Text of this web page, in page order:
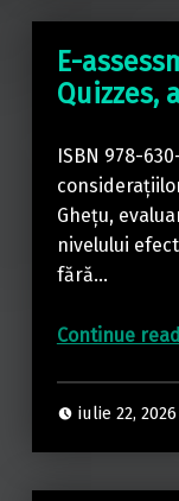
E-
Quizzes,
ISBN 978-
Ghețu,
nivelului
fără…
Continue
iulie 22, 2026